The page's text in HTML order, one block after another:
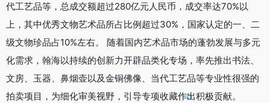
代工艺品等，总成交额超过280亿元人民币，成交率达70%以
上，其中优秀文物艺术品所占比例超过30%，国家认定的一、二
级文物珍品占10%左右。 随着国内艺术品市场的蓬勃发展与多元
化需求，翰海以持续的创新力开辟品类化专场，率先推出书法、
文房、玉器、鼻烟壶以及金铜佛像、当代工艺品等专业性很强的
拍卖项目，为细化审美视野，引导专项收藏作出积极贡献。